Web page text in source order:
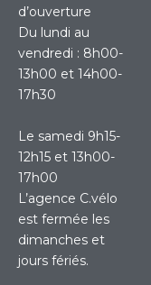
d’ouverture
Du lundi au
vendredi : 8h00-
13h00 et 14h00-
17h30
Le samedi 9h15-
12h15 et 13h00-
17h00
L’agence C.vélo
est fermée les
dimanches et
jours fériés.